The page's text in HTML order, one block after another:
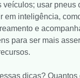
veículos; usar pneus
em inteligência,
e
para ser mais
dicas?